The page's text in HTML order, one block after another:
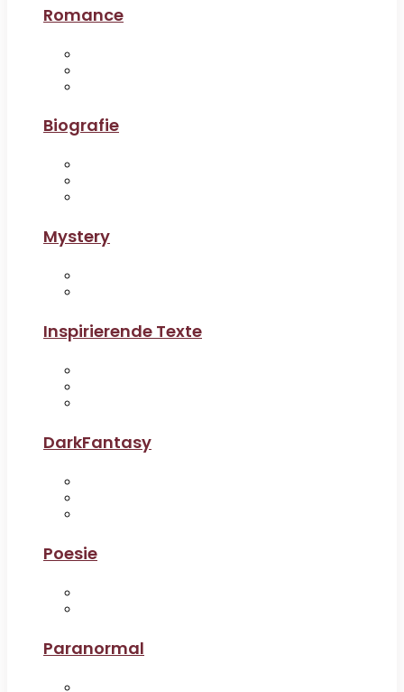
Romance
Biografie
Mystery
Inspirierende Texte
DarkFantasy
Poesie
Paranormal